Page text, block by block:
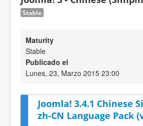
Stable
Maturity
Stable
Publicado el
Lunes, 23, Marzo 2015 23:00
Joomla! 3.4.1 Chinese
zh-CN Language Pack